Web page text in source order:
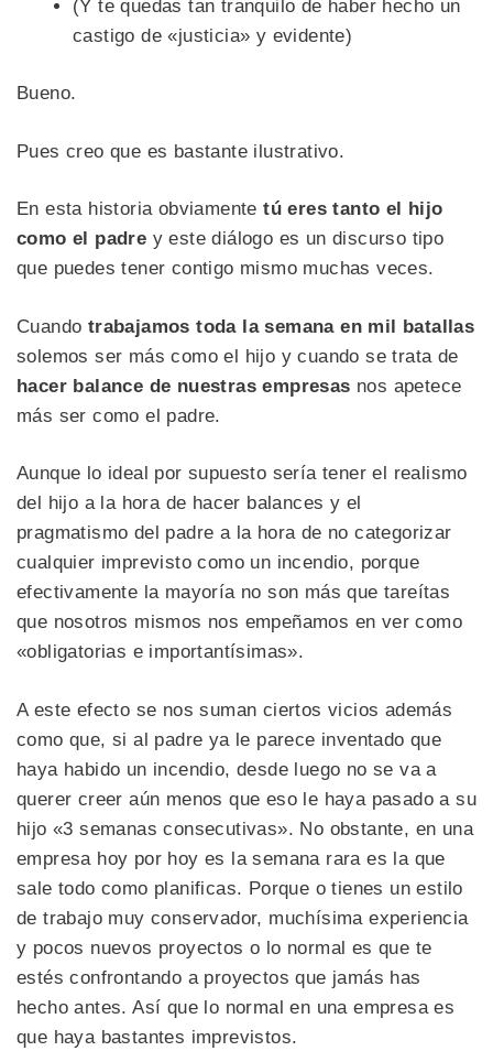
(Y te quedas tan tranquilo de haber hecho un
castigo de «justicia» y evidente)
Bueno.
Pues creo que es bastante ilustrativo.
En esta historia obviamentetú eres tanto el hijo
como el padre y este diálogo es un discurso tipo
que puedes tener contigo mismo muchas veces.
Cuando trabajamos toda la semana en mil batallas
solemos ser más como el hijo y cuando se trata de
hacer balance de nuestras empresas nos apetece
más ser como el padre.
Aunque lo ideal por supuesto sería tener el realismo
del hijo a la hora de hacer balances y el
pragmatismo del padre a la hora de no categorizar
cualquier imprevisto como un incendio, porque
efectivamente la mayoría no son más que tareítas
que nosotros mismos nos empeñamos en ver como
«obligatorias e importantísimas».
A este efecto se nos suman ciertos vicios además
como que, si al padre ya le parece inventado que
haya habido un incendio, desde luego no se va a
querer creer aún menos que eso le haya pasado a su
hijo «3 semanas consecutivas». No obstante, en una
empresa hoy por hoy es la semana rara es la que
sale todo como planificas. Porque o tienes un estilo
de trabajo muy conservador, muchísima experiencia
y pocos nuevos proyectos o lo normal es que te
estés confrontando a proyectos que jamás has
hecho antes. Así que lo normal en una empresa es
que haya bastantes imprevistos.